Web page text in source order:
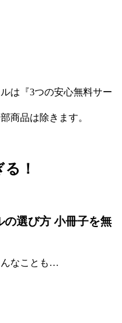
は『3つの安心無料サー
商品は除きます。
！
の選び方 小冊子を無
んなことも…